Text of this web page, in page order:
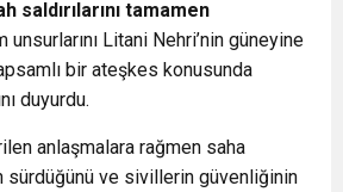
saldırılarını tamamen
unsurlarını Litani Nehri’nin güneyine
bir ateşkes konusunda
duyurdu.
anlaşmalara rağmen saha
sürdüğünü ve sivillerin güvenliğinin